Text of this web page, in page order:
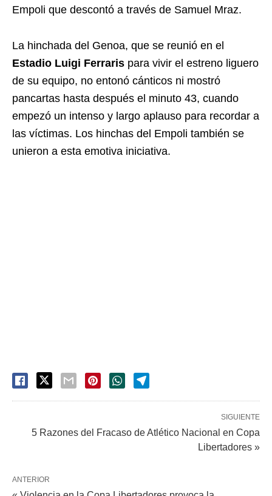
Empoli que descontó a través de Samuel Mraz.
La hinchada del Genoa, que se reunió en el
Estadio Luigi Ferraris para vivir el estreno liguero
de su equipo, no entonó cánticos ni mostró
pancartas hasta después el minuto 43, cuando
empezó un intenso y largo aplauso para recordar a
las víctimas. Los hinchas del Empoli también se
unieron a esta emotiva iniciativa.
SIGUIENTE
5 Razones del Fracaso de Atlético Nacional en Copa
Libertadores »
ANTERIOR